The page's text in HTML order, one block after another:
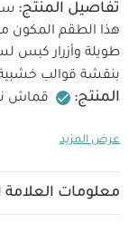
تفاصيل المنتج:
طويلة وأزرار كبس
بنقشة قوالب
المنتج:
قماش
طبعات وتطريزات
بالغسالة على 40 درجة
عرض المزيد
معلومات العلامة